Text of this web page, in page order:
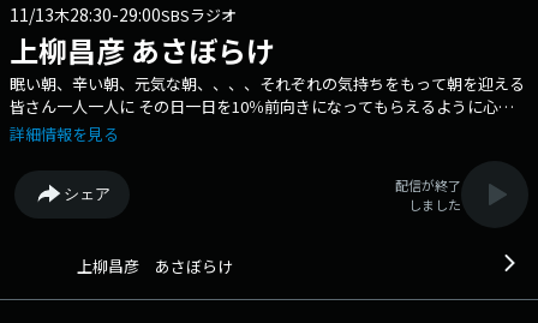
11/13木28:30-29:00SBSラジオ
上柳昌彦 あさぼらけ
眠い朝、辛い朝、元気な朝、、、、それぞれの気持ちをもって朝を迎える
皆さん一人一人に その日一日を10％前向きになってもらえるように心が
けているトークラジオです。
詳細情報を見る
シェア
配信が終了
しました
上柳昌彦 あさぼらけ